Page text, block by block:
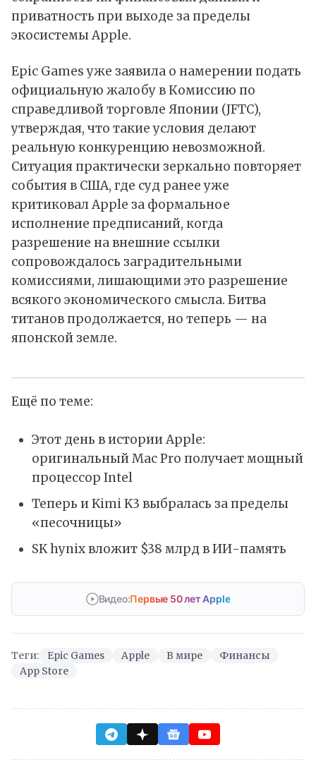
приватность при выходе за пределы
экосистемы Apple.
Epic Games уже заявила о намерении подать
официальную жалобу в Комиссию по
справедливой торговле Японии (JFTC),
утверждая, что такие условия делают
реальную конкуренцию невозможной.
Ситуация практически зеркально повторяет
события в США, где суд ранее уже
критиковал Apple за формальное
исполнение предписаний, когда
разрешение на внешние ссылки
сопровождалось заградительными
комиссиями, лишающими это разрешение
всякого экономического смысла. Битва
титанов продолжается, но теперь — на
японской земле.
Ещё по теме:
Этот день в истории Apple:
оригинальный Mac Pro получает мощный
процессор Intel
Теперь и Kimi K3 выбралась за пределы
«песочницы»
SK hynix вложит $38 млрд в ИИ-память
Видео:Первые 50 лет Apple
Теги: Epic Games Apple В мире
Финансы
App Store